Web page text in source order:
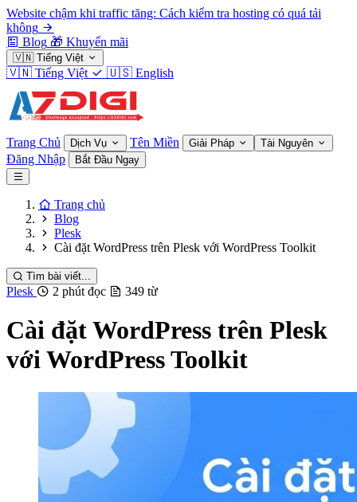
Website chậm khi traffic tăng: Cách kiểm tra hosting có quá tải
không
Blog 🎁 Khuyến mãi
🇻🇳 Tiếng Việt
🇻🇳 Tiếng Việt 🇺🇸 English
Trang Chủ Dịch Vụ Tên Miền Giải Pháp Tài Nguyên
Đăng Nhập Bắt Đầu Ngay
Trang chủ
Blog
Plesk
Cài đặt WordPress trên Plesk với WordPress Toolkit
Tìm bài viết...
Plesk 2 phút đọc 349 từ
Cài đặt WordPress trên Plesk
với WordPress Toolkit